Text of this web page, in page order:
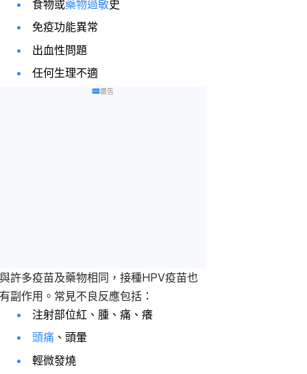
食物或藥物過敏史
免疫功能異常
出血性問題
任何生理不適
廣告
許多疫苗及藥物相同，接種HPV疫苗也
副作用。常見不良反應包括：
注射部位紅、腫、痛、癢
頭痛、頭暈
輕微發燒